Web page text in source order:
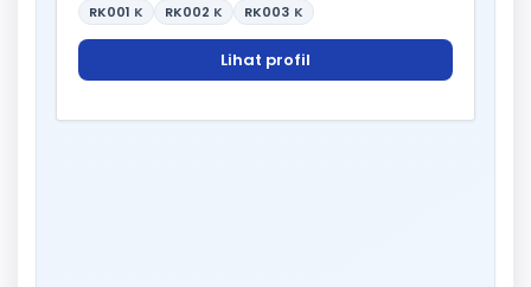
RK001 K RK002 K RK003 K
Lihat profil